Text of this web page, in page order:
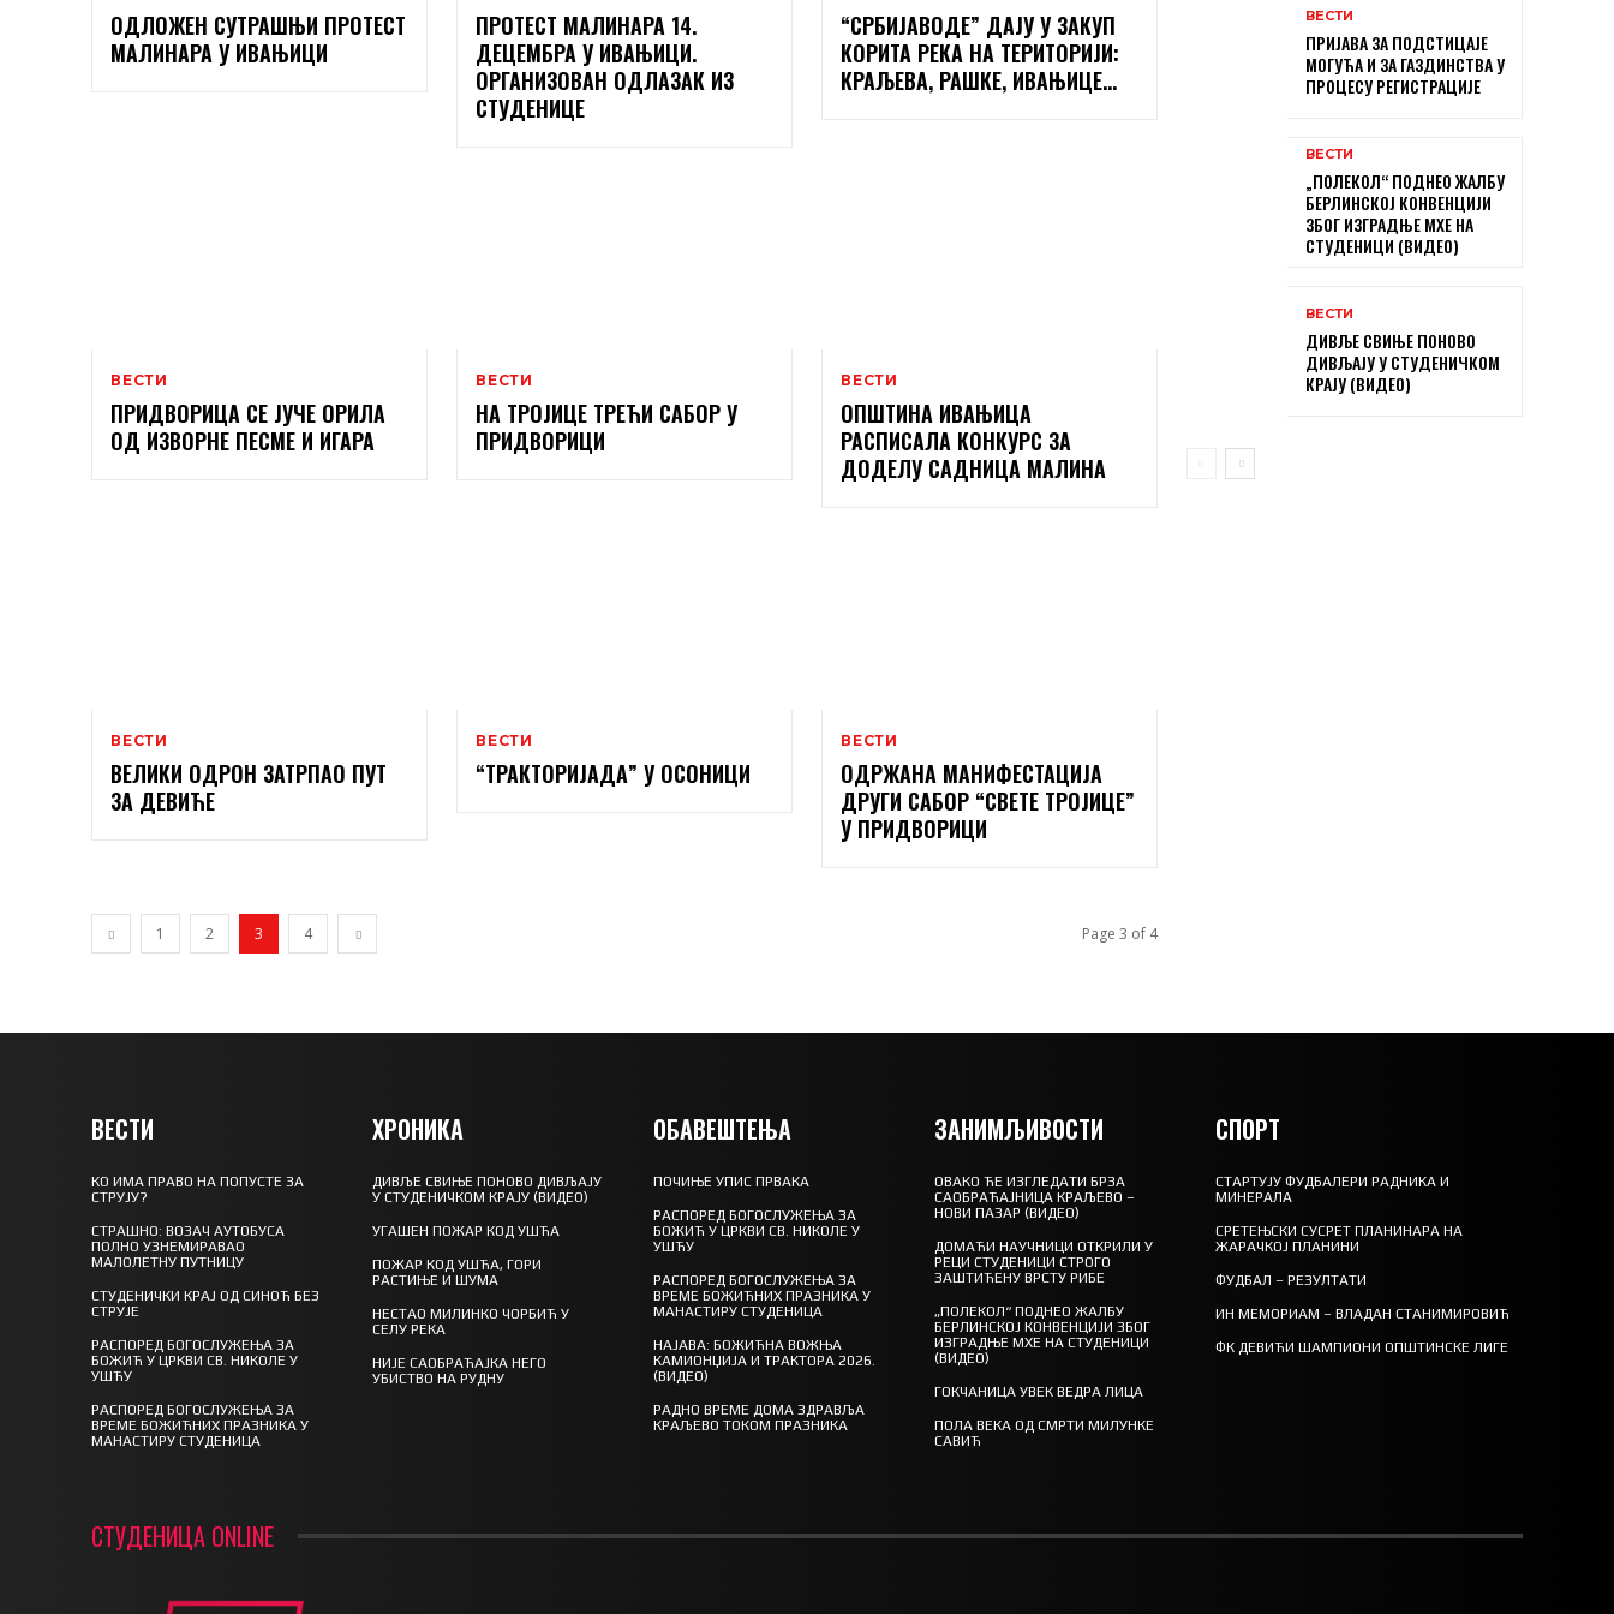
ОДЛОЖЕН СУТРАШЊИ ПРОТЕСТ
МАЛИНАРА У ИВАЊИЦИ
ПРОТЕСТ МАЛИНАРА 14.
ДЕЦЕМБРА У ИВАЊИЦИ.
ОРГАНИЗОВАН ОДЛАЗАК ИЗ
СТУДЕНИЦЕ
“СРБИЈАВОДЕ” ДАЈУ У ЗАКУП
КОРИТА РЕКА НА ТЕРИТОРИЈИ:
КРАЉЕВА, РАШКЕ, ИВАЊИЦЕ…
ВЕСТИ
ПРИДВОРИЦА СЕ ЈУЧЕ ОРИЛА
ОД ИЗВОРНЕ ПЕСМЕ И ИГАРА
ВЕСТИ
НА ТРОЈИЦЕ ТРЕЋИ САБОР У
ПРИДВОРИЦИ
ВЕСТИ
ОПШТИНА ИВАЊИЦА
РАСПИСАЛА КОНКУРС ЗА
ДОДЕЛУ САДНИЦА МАЛИНА
ВЕСТИ
ВЕЛИКИ ОДРОН ЗАТРПАО ПУТ
ЗА ДЕВИЋЕ
ВЕСТИ
“ТРАКТОРИЈАДА” У ОСОНИЦИ
ВЕСТИ
ОДРЖАНА МАНИФЕСТАЦИЈА
ДРУГИ САБОР “СВЕТЕ ТРОЈИЦЕ”
У ПРИДВОРИЦИ
1 2 3 4 Page 3 of 4
ВЕСТИ
ПРИЈАВА ЗА ПОДСТИЦАЈЕ
МОГУЋА И ЗА ГАЗДИНСТВА У
ПРОЦЕСУ РЕГИСТРАЦИЈЕ
ВЕСТИ
„ПОЛЕКОЛ“ ПОДНЕО ЖАЛБУ
БЕРЛИНСКОЈ КОНВЕНЦИЈИ
ЗБОГ ИЗГРАДЊЕ МХЕ НА
СТУДЕНИЦИ (ВИДЕО)
ВЕСТИ
ДИВЉЕ СВИЊЕ ПОНОВО
ДИВЉАЈУ У СТУДЕНИЧКОМ
КРАЈУ (ВИДЕО)
ВЕСТИ
КО ИМА ПРАВО НА ПОПУСТЕ ЗА
СТРУЈУ?
СТРАШНО: ВОЗАЧ АУТОБУСА
ПОЛНО УЗНЕМИРАВАО
МАЛОЛЕТНУ ПУТНИЦУ
СТУДЕНИЧКИ КРАЈ ОД СИНОЋ БЕЗ
СТРУЈЕ
РАСПОРЕД БОГОСЛУЖЕЊА ЗА
БОЖИЋ У ЦРКВИ СВ. НИКОЛЕ У
УШЋУ
РАСПОРЕД БОГОСЛУЖЕЊА ЗА
ВРЕМЕ БОЖИЋНИХ ПРАЗНИКА У
МАНАСТИРУ СТУДЕНИЦА
ХРОНИКА
ДИВЉЕ СВИЊЕ ПОНОВО ДИВЉАЈУ
У СТУДЕНИЧКОМ КРАЈУ (ВИДЕО)
УГАШЕН ПОЖАР КОД УШЋА
ПОЖАР КОД УШЋА, ГОРИ
РАСТИЊЕ И ШУМА
НЕСТАО МИЛИНКО ЧОРБИЋ У
СЕЛУ РЕКА
НИЈЕ САОБРАЋАЈКА НЕГО
УБИСТВО НА РУДНУ
ОБАВЕШТЕЊА
ПОЧИЊЕ УПИС ПРВАКА
РАСПОРЕД БОГОСЛУЖЕЊА ЗА
БОЖИЋ У ЦРКВИ СВ. НИКОЛЕ У
УШЋУ
РАСПОРЕД БОГОСЛУЖЕЊА ЗА
ВРЕМЕ БОЖИЋНИХ ПРАЗНИКА У
МАНАСТИРУ СТУДЕНИЦА
НАЈАВА: БОЖИЋНА ВОЖЊА
КАМИОНЏИЈА И ТРАКТОРА 2026.
(ВИДЕО)
РАДНО ВРЕМЕ ДОМА ЗДРАВЉА
КРАЉЕВО ТОКОМ ПРАЗНИКА
ЗАНИМЉИВОСТИ
ОВАКО ЋЕ ИЗГЛЕДАТИ БРЗА
САОБРАЋАЈНИЦА КРАЉЕВО –
НОВИ ПАЗАР (ВИДЕО)
ДОМАЋИ НАУЧНИЦИ ОТКРИЛИ У
РЕЦИ СТУДЕНИЦИ СТРОГО
ЗАШТИЋЕНУ ВРСТУ РИБЕ
„ПОЛЕКОЛ“ ПОДНЕО ЖАЛБУ
БЕРЛИНСКОЈ КОНВЕНЦИЈИ ЗБОГ
ИЗГРАДЊЕ МХЕ НА СТУДЕНИЦИ
(ВИДЕО)
ГОКЧАНИЦА УВЕК ВЕДРА ЛИЦА
ПОЛА ВЕКА ОД СМРТИ МИЛУНКЕ
САВИЋ
СПОРТ
СТАРТУЈУ ФУДБАЛЕРИ РАДНИКА И
МИНЕРАЛА
СРЕТЕЊСКИ СУСРЕТ ПЛАНИНАРА НА
ЖАРАЧКОЈ ПЛАНИНИ
ФУДБАЛ – РЕЗУЛТАТИ
ИН МЕМОРИАМ – ВЛАДАН СТАНИМИРОВИЋ
ФК ДЕВИЋИ ШАМПИОНИ ОПШТИНСКЕ ЛИГЕ
СТУДЕНИЦА ONLINE